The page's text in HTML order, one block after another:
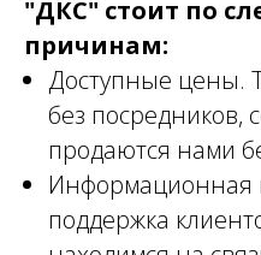
"ДКС" стоит по
причинам:
Доступные цены.
без посредников,
продаются нами
Информационная
поддержка